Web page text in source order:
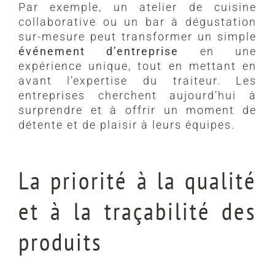
Par exemple, un atelier de cuisine
collaborative ou un bar à dégustation
sur-mesure peut transformer un simple
événement d’entreprise
en une
expérience unique, tout en mettant en
avant l’expertise du traiteur. Les
entreprises cherchent aujourd’hui à
surprendre et à offrir un moment de
détente et de plaisir à leurs équipes.
La priorité à la qualité
et à la traçabilité des
produits